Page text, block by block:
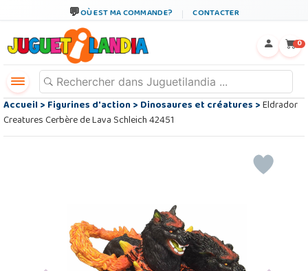
OÙ EST MA COMMANDE? CONTACTER
0
Accueil>Figurines d'action>Dinosaures et créatures>Eldrador
Creatures Cerbère de Lava Schleich 42451